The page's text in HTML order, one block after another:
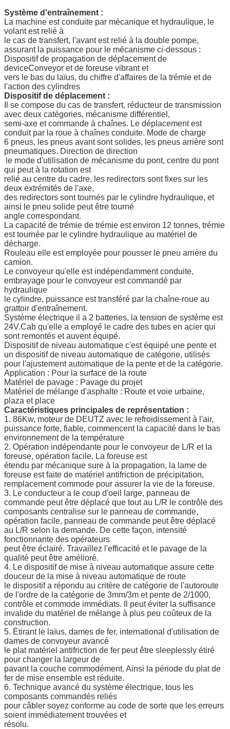
Système d'entraînement :
La machine est conduite par mécanique et hydraulique, le
volant est relié à
le cas de transfert, l'avant est relié à la double pompe,
assurant la puissance pour le mécanisme ci-dessous :
Dispositif de propagation de déplacement de
deviceConveyor et de foreuse vibrant et
vers le bas du laïus, du chiffre d'affaires de la trémie et de
l'action des cylindres
Dispositif de déplacement :
Il se compose du cas de transfert, réducteur de transmission
avec deux catégories, mécanisme différentiel,
semi-axe et commande à chaînes. Le déplacement est
conduit par la roue à chaînes conduite. Mode de charge
6 pneus, les pneus avant sont solides, les pneus arrière sont
pneumatiques. Direction de direction
le mode d'utilisation de mécanisme du pont, centre du pont
qui peut à la rotation est
relié au centre du cadre, les redirectors sont fixes sur les
deux extrémités de l'axe,
des redirectors sont tournés par le cylindre hydraulique, et
ainsi le pneu solide peut être tourné
angle correspondant.
La capacité de trémie de trémie est environ 12 tonnes, trémie
est tournée par le cylindre hydraulique au matériel de
décharge.
Rouleau elle est employée pour pousser le pneu arrière du
camion.
Le convoyeur qu'elle est indépendamment conduite,
embrayage pour le convoyeur est commandé par
hydraulique
le cylindre, puissance est transféré par la chaîne-roue au
grattoir d'entraînement.
Système électrique il a 2 batteries, la tension de système est
24V.Cab qu'elle a employé le cadre des tubes en acier qui
sont remontés et auvent équipé.
Dispositif de niveau automatique c'est équipé une pente et
un dispositif de niveau automatique de catégorie, utilisés
pour l'ajustement automatique de la pente et de la catégorie.
Application : Pour la surface de la route
Matériel de pavage : Pavage du projet
Matériel de mélange d'asphalte : Route et voie urbaine,
plaza et place
Caractéristiques principales de représentation :
1. 86Kw, moteur de DEUTZ avec le refroidissement à l'air,
puissance forte, fiable, commencent la capacité dans le bas
environnement de la température
2. Opération indépendante pour le convoyeur de L/R et la
foreuse, opération facile. La foreuse est
étendu par mécanique sure à la propagation, la lame de
foreuse est faite de matériel antifriction de précipitation,
remplacement commode pour assurer la vie de la foreuse.
3. Le conducteur a le coup d'oeil large, panneau de
commande peut être déplacé que tout au L/R le contrôle des
composants centralise sur le panneau de commande,
opération facile, panneau de commande peut être déplacé
au L/R selon la demande. De cette façon, intensité
fonctionnante des opérateurs
peut être éclairé. Travaillez l'efficacité et le pavage de la
qualité peut être amélioré.
4. Le dispositif de mise à niveau automatique assure cette
douceur de la mise à niveau automatique de route
le dispositif a répondu au critère de catégorie de l'autoroute
de l'ordre de la catégorie de 3mm/3m et pente de 2/1000,
contrôle et commode immédiats. Il peut éviter la suffisance
invalide du matériel de mélange à plus peu coûteux de la
construction.
5. Étirant le laïus, dames de fer, international d'utilisation de
dames de convoyeur avancé
le plat matériel antifriction de fer peut être sleeplessly étiré
pour changer la largeur de
pavant la couche commodément. Ainsi la période du plat de
fer de mise ensemble est réduite.
6. Technique avancé du système électrique, tous les
composants commandés reliés
pour câbler soyez conforme au code de sorte que les erreurs
soient immédiatement trouvées et
résolu.